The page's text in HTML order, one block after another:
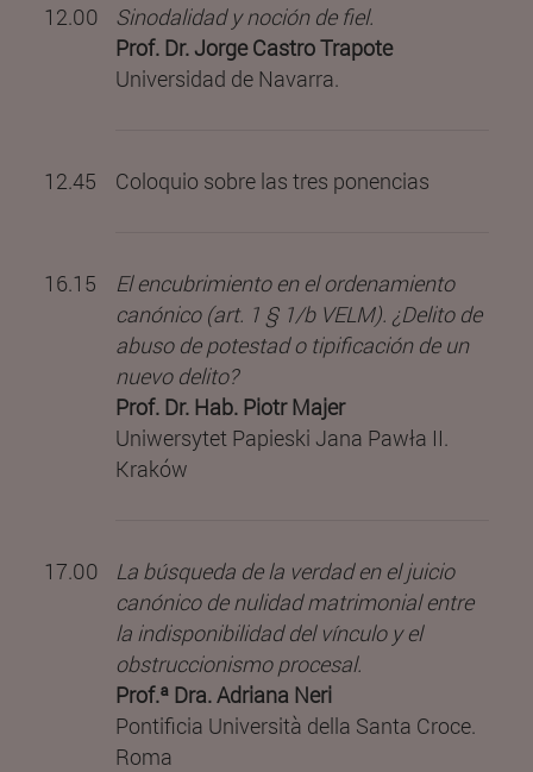
12.00
Sinodalidad y noción de fiel.
Prof. Dr. Jorge Castro Trapote
Universidad de Navarra.
12.45 Coloquio sobre las tres ponencias
16.15
El encubrimiento en el ordenamiento
canónico (art. 1 § 1/b VELM). ¿Delito de
abuso de potestad o tipificación de un
nuevo delito?
Prof. Dr. Hab. Piotr Majer
Uniwersytet Papieski Jana Pawła II.
Kraków
17.00
La búsqueda de la verdad en el juicio
canónico de nulidad matrimonial entre
la indisponibilidad del vínculo y el
obstruccionismo procesal.
Prof.ª Dra. Adriana Neri
Pontificia Università della Santa Croce.
Roma